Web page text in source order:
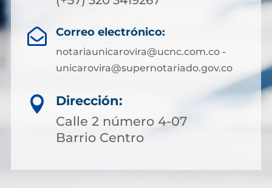
 Correo electrónico:
notariaunicarovira@ucnc.com.co -
unicarovira@supernotariado.gov.co

Dirección:
Calle 2 número 4-07
Barrio Centro